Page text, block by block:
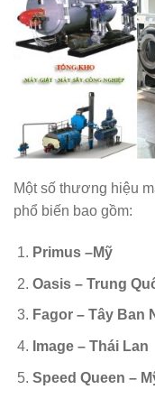
Một số thương hiệu
phổ biến bao gồm:
Primus–Mỹ
Oasis– Trung
Fagor– Tây Ban
Image – Thái Lan
Speed Queen –